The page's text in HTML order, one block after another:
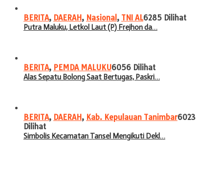
BERITA, DAERAH, Nasional , TNI AL6285 Dilihat
Putra Maluku, Letkol Laut (P) Frejhon da…
BERITA, PEMDA MALUKU6056 Dilihat
Alas Sepatu Bolong Saat Bertugas, Paskri…
BERITA, DAERAH, Kab. Kepulauan Tanimbar6023
Dilihat
Simbolis Kecamatan Tansel Mengikuti Dekl…